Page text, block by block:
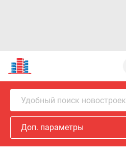
Новостройки
Квартиры
Ипотека
Новостройки
Москвы
Новостройки
Подмосковья
Новостройки
Удобный поиск новостроек
Доп. параметры